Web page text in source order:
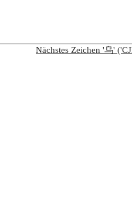
Nächstes Zeichen '乌'